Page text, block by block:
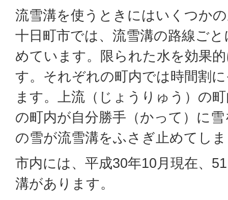
流雪溝を使うときにはいくつか
十日町市では、流雪溝の路線ご
めています。限られた水を効果
す。それぞれの町内では時間割
ます。上流（じょうりゅう）の
の町内が自分勝手（かって）に
の雪が流雪溝をふさぎ止めてし
市内には、平成30年10月現在、
溝があります。